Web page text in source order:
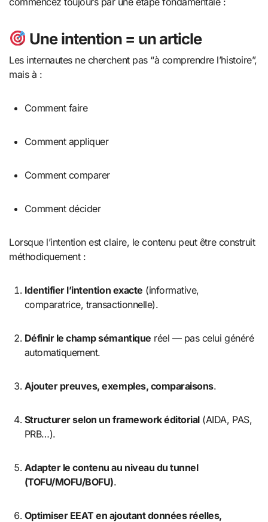
Une intention = un article
Les internautes ne cherchent pas “à comprendre l’histoire”,
mais à :
Comment faire
Comment appliquer
Comment comparer
Comment décider
Lorsque l’intention est claire, le contenu peut être construit
méthodiquement :
Identifier l’intention exacte (informative,
comparatrice, transactionnelle).
Définir le champ sémantique réel — pas celui généré
automatiquement.
Ajouter preuves, exemples, comparaisons.
Structurer selon un framework éditorial(AIDA, PAS,
PRB…).
Adapter le contenu au niveau du tunnel
(TOFU/MOFU/BOFU).
Optimiser EEAT en ajoutant données réelles,